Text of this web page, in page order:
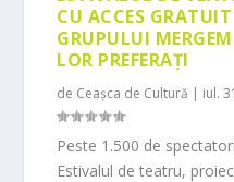
CU ACCES
GRUPULUI
LOR PREFERAȚI
de Ceașca de Cultură | iul.
Peste 1.500 de
Estivalul de teatru,